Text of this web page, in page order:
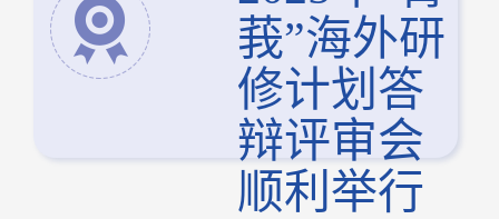
项培训
莪”海外研
修计划答
辩评审会
顺利举行